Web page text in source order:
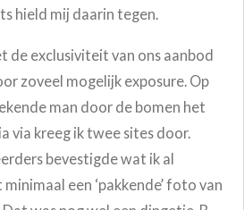
hield mij daarin tegen.
de exclusiviteit van ons aanbod
zoveel mogelijk exposure. Op
man door de bomen het
via kreeg ik twee sites door.
bevestigde wat ik al
een ‘pakkende’ foto van